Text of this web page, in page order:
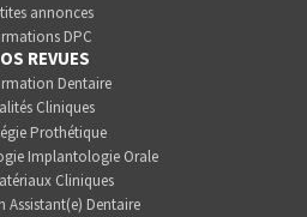
annonces
DPC
REVUES
Dentaire
Cliniques
Prothétique
Implantologie Orale
Cliniques
Assistant(e) Dentaire